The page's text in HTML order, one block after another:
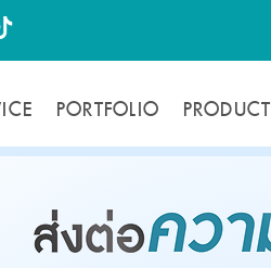
PORTFOLIO PRODUCT